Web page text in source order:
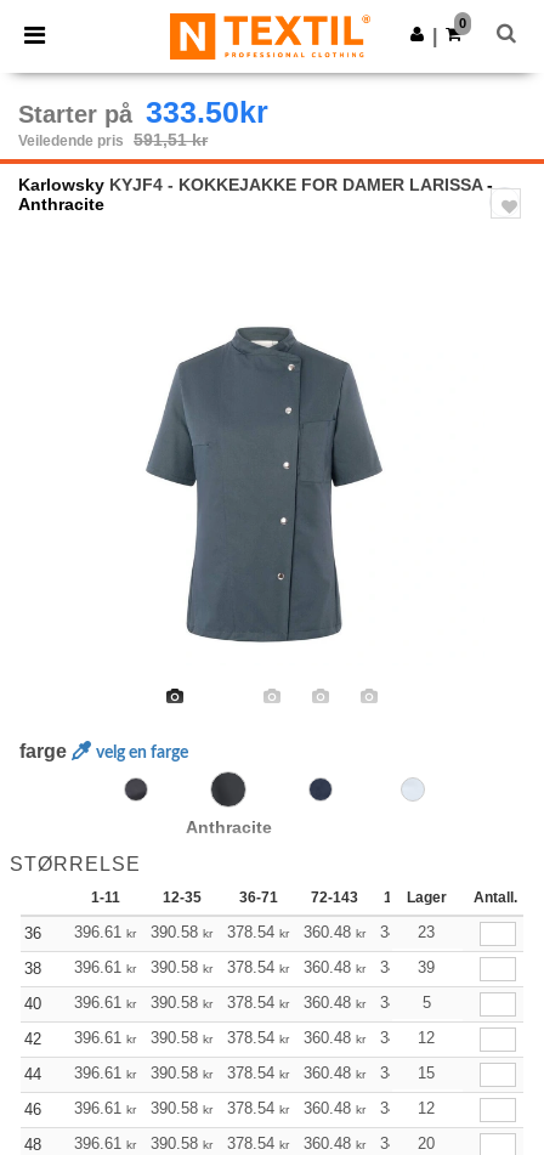
× Ntextil-app
Bedre priser i appen!
Last ned app
0
Starter på 333.50kr
Veiledende pris 591,51 kr
Karlowsky KYJF4 - KOKKEJAKKE FOR DAMER LARISSA-
Anthracite
farge velg en farge
Anthracite
STØRRELSE
1-11 12-35 36-71 72-143 144-287 288 +
Lager Antall.
36 396.61 kr 390.58 kr 378.54 kr 360.48 kr 342.53 kr
23
38
396.61 kr 390.58 kr 378.54 kr 360.48 kr 342.53 kr
39
40
396.61 kr 390.58 kr 378.54 kr 360.48 kr 342.535
42
396.61 kr 390.58 kr 378.54 kr 360.48 kr 342.53 kr
12
44
396.61 kr 390.58 kr 378.54 kr 360.48 kr 342.53 kr
15
46
396.61 kr 390.58 kr 378.54 kr 360.48 kr 342.53 kr
12
48
396.61 kr 390.58 kr 378.54 kr 360.48 kr 342.53 kr
20